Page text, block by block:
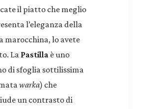
il piatto che meglio
l’eleganza della
marocchina, lo avete
La Pastilla è uno
di sfoglia sottilissima
warka) che
un contrasto di